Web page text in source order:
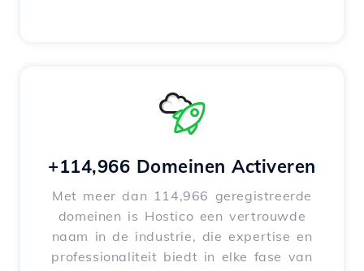
+114,966 Domeinen Activeren
Met meer dan 114,966 geregistreerde
domeinen is Hostico een vertrouwde
naam in de industrie, die expertise en
professionaliteit biedt in elke fase van